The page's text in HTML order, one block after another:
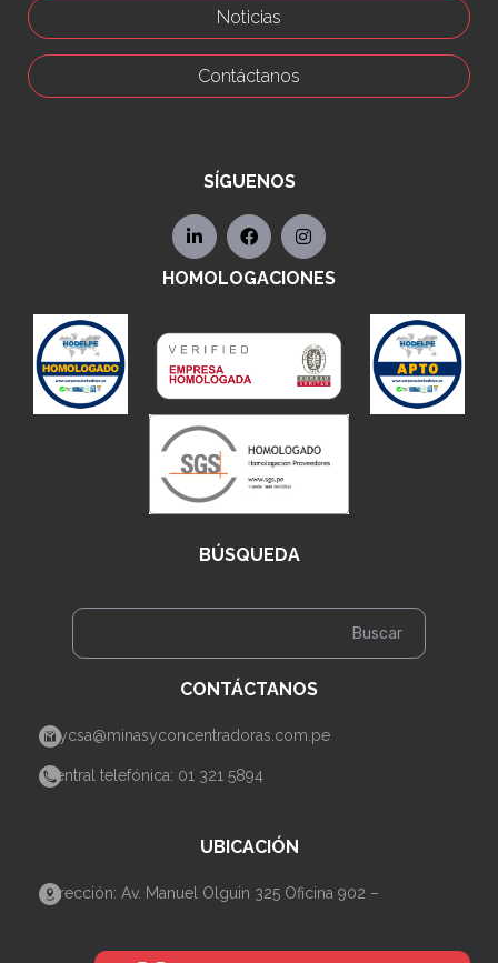
Noticias
Contáctanos
SÍGUENOS
HOMOLOGACIONES
BÚSQUEDA
CONTÁCTANOS
mycsa@minasyconcentradoras.com.pe
Central telefónica: 01 321 5894
UBICACIÓN
Dirección: Av. Manuel Olguin 325 Oficina 902 –